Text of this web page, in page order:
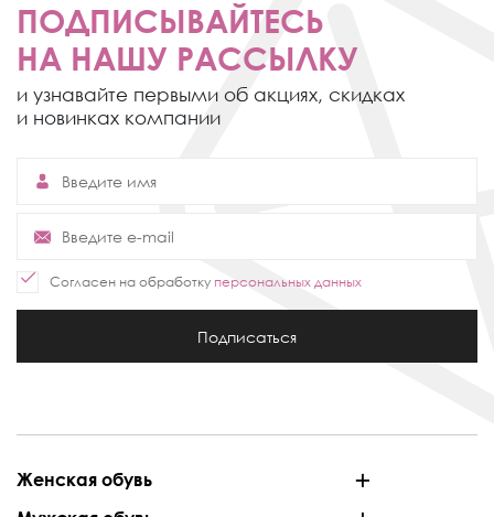
ПОДПИСЫВАЙТЕСЬ
НА НАШУ РАССЫЛКУ
и узнавайте первыми об акциях, скидках
и новинках компании
Согласен на обработку персональных данных
Подписаться
Женская обувь